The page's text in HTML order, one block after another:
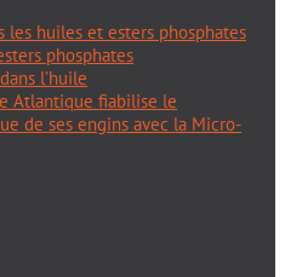
les huiles et esters phosphates
phosphates
l’huile
Atlantique fiabilise le
de ses engins avec la Micro-